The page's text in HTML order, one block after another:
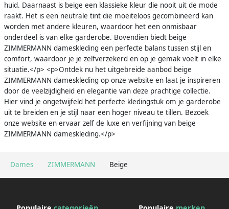
Dames ZIMMERMANN Beige
huid. Daarnaast is beige een klassieke kleur die nooit uit de mode
raakt. Het is een neutrale tint die moeiteloos gecombineerd kan
worden met andere kleuren, waardoor het een onmisbaar
onderdeel is van elke garderobe. Bovendien biedt beige
ZIMMERMANN dameskleding een perfecte balans tussen stijl en
comfort, waardoor je je zelfverzekerd en op je gemak voelt in elke
situatie.</p> <p>Ontdek nu het uitgebreide aanbod beige
ZIMMERMANN dameskleding op onze website en laat je inspireren
door de veelzijdigheid en elegantie van deze prachtige collectie.
Hier vind je ongetwijfeld het perfecte kledingstuk om je garderobe
uit te breiden en je stijl naar een hoger niveau te tillen. Bezoek
onze website en ervaar zelf de luxe en verfijning van beige
ZIMMERMANN dameskleding.</p>